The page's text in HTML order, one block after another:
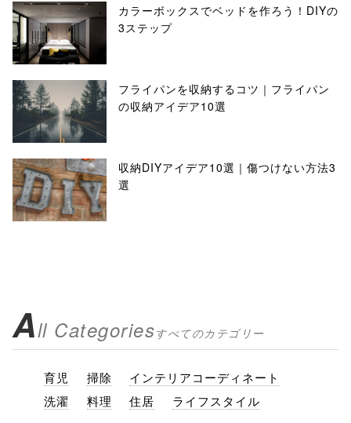
カラーボックスでベッドを作ろう！DIYの
3ステップ
フライパンを収納するコツ｜フライパン
の収納アイデア10選
収納DIYアイデア10選｜傷つけない方法3
選
All Categoriesすべてのカテゴリー
育児 掃除
インテリアコーディネート
洗濯
料理 住居 ライフスタイル